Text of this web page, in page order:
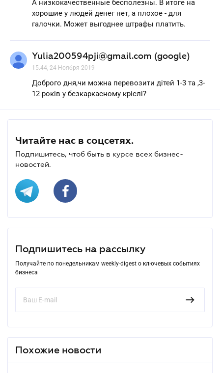
А низкокачественные бесполезны. В итоге на
хорошие у людей денег нет, а плохое - для
галочки. Может выгоднее штрафы платить.
Yulia200594pji@gmail.com (google)
15.44, 24 Ноября 2019
Доброго дня,чи можна перевозити дітей 1-3 та ,3-
12 років у безкаркасному кріслі?
Читайте нас в соцсетях.
Подпишитесь, чтоб быть в курсе всех бизнес-
новостей.
Подпишитесь на рассылку
Получайте по понедельникам weekly-digest о ключевых событиях
бизнеса
Похожие новости